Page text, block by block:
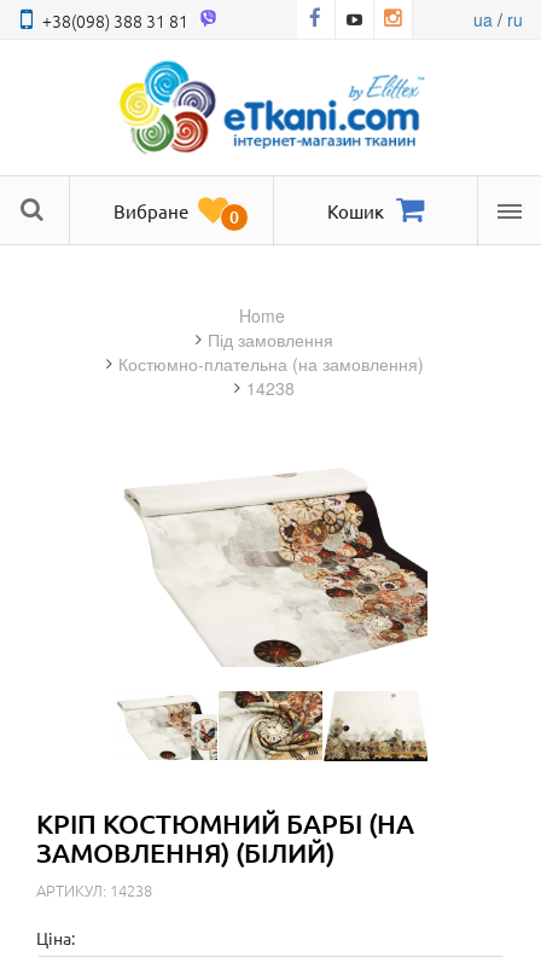
+38(098) 388 31 81 ua/ ru
Вибране 0 Кошик
Home
під замовлення
костюмно-плательна (на замовлення)
14238
КРІП КОСТЮМНИЙ БАРБІ (НА
ЗАМОВЛЕННЯ) (БІЛИЙ)
АРТИКУЛ: 14238
Ціна: